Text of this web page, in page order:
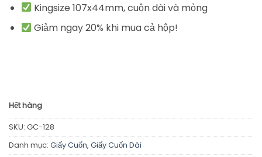
Kingsize 107x44mm, cuộn dài và mỏng
Giảm ngay 20% khi mua cả hộp!
Hết hàng
SKU: GC-128
Danh mục: Giấy Cuốn, Giấy Cuốn Dài